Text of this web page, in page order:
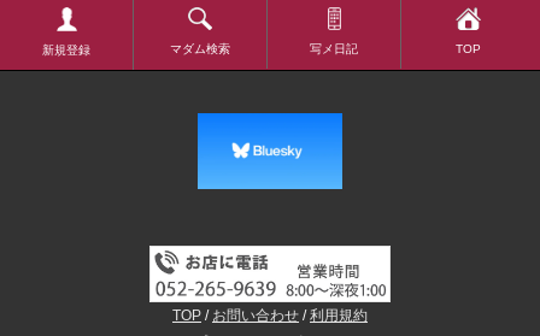
新規登録 マダム検索 写メ日記 TOP
TOP / お問い合わせ /利用規約